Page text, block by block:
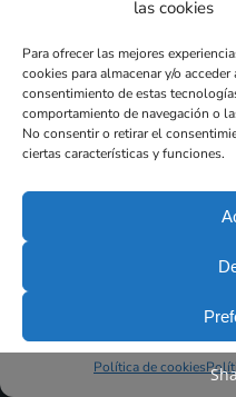
las cookies
Para ofrecer las mejores
cookies para almacenar y/o
consentimiento de estas
comportamiento de navegación o
No consentir o retirar el
ciertas características y funciones.
Política de cookies
Clínicas DEN (Ortho
Todos los